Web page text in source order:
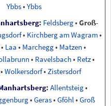
Ybbs• Ybbs
: Feldsberg• Groß-
• Kirchberg am Wagram•
• Laa • Marchegg• Matzen •
• Ravelsbach • Retz•
• Wolkersdorf• Zistersdorf
: Allentsteig•
• Geras• Gföhl • Groß